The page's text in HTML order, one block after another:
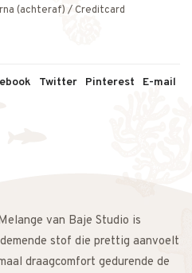
(achteraf) / Creditcard
Twitter Pinterest E-mail
van Baje Studio is
stof die prettig aanvoelt
draagcomfort gedurende de